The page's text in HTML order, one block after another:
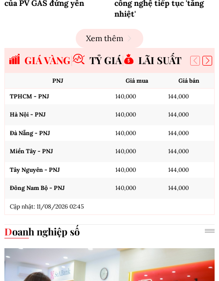
của PV GAS đứng yên
công nghệ tiếp tục 'tăng
nhiệt'
Xem thêm
GIÁ VÀNG TỶ GIÁ LÃI SUẤT
PNJ Giá mua Giá bán
TPHCM - PNJ 140,000 144,000
Hà Nội - PNJ 140,000 144,000
Đà Nẵng - PNJ 140,000 144,000
Miền Tây - PNJ 140,000 144,000
Tây Nguyên - PNJ 140,000 144,000
Đông Nam Bộ - PNJ 140,000 144,000
Cập nhật: 11/08/2026 02:45
Doanh nghiệp số